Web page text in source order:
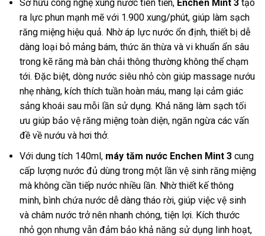
Sở hữu công nghệ xung nước tiên tiến, Enchen Mint 3 tạo
ra lực phun mạnh mẽ với 1.900 xung/phút, giúp làm sạch
răng miệng hiệu quả. Nhờ áp lực nước ổn định, thiết bị dễ
dàng loại bỏ mảng bám, thức ăn thừa và vi khuẩn ẩn sâu
trong kẽ răng mà bàn chải thông thường không thể chạm
tới. Đặc biệt, dòng nước siêu nhỏ còn giúp massage nướu
nhẹ nhàng, kích thích tuần hoàn máu, mang lại cảm giác
sảng khoái sau mỗi lần sử dụng. Khả năng làm sạch tối
ưu giúp bảo vệ răng miệng toàn diện, ngăn ngừa các vấn
đề về nướu và hơi thở.
Với dung tích 140ml, máy tăm nước Enchen Mint 3 cung
cấp lượng nước đủ dùng trong một lần vệ sinh răng miệng
mà không cần tiếp nước nhiều lần. Nhờ thiết kế thông
minh, bình chứa nước dễ dàng tháo rời, giúp việc vệ sinh
và châm nước trở nên nhanh chóng, tiện lợi. Kích thước
nhỏ gọn nhưng vẫn đảm bảo khả năng sử dụng linh hoạt,